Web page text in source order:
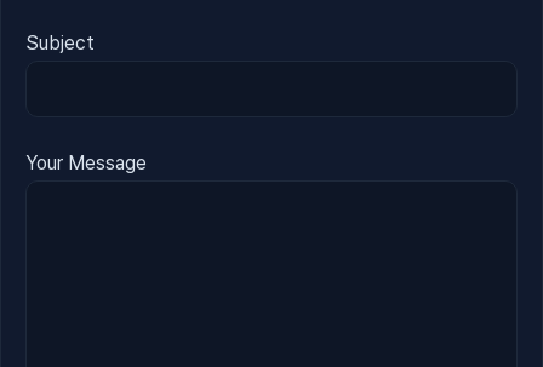
Subject
Your Message